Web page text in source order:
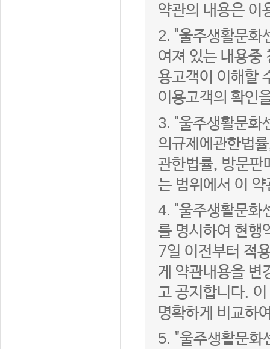
약관의 내용은 이
2. "울주생활문화
여져 있는 내용중
용고객이 이해할
이용고객의 확인
3. "울주생활문화
의규제에관한법
관한법률, 방문판
는 범위에서 이
4. "울주생활문화
를 명시하여 현행
7일 이전부터 적
게 약관내용을 변
고 공지합니다.
명확하게 비교하
5. "울주생활문화